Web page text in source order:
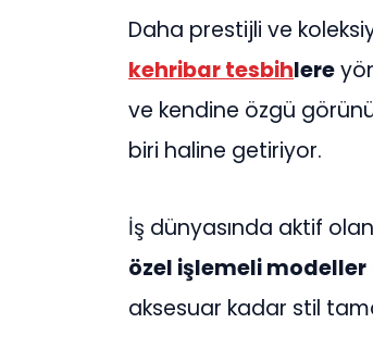
Daha prestijli ve
kehribar tesbihlere
ve kendine özgü
biri haline getiriyor.
İş dünyasında aktif
özel işlemeli modeller
aksesuar kadar stil